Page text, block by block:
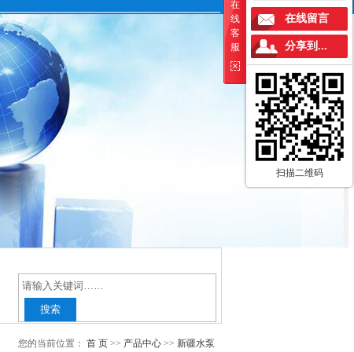
您的当前位置： 首 页 >> 产品中心 >> 新疆水泵
在
线
客
服
在线留言
分享到...
扫描二维码